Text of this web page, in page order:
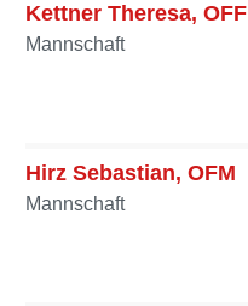
Kettner Theresa, OFF
Mannschaft
Hirz Sebastian, OFM
Mannschaft